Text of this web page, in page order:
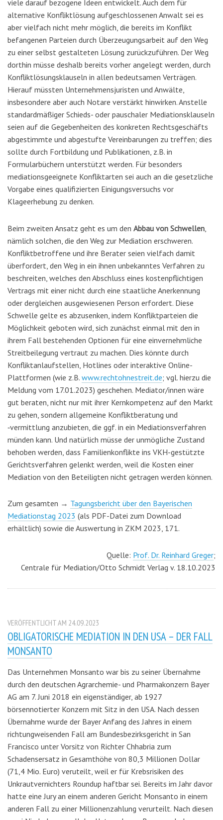
viele darauf bezogene Ideen entwickelt. Auch dem für
alternative Konfliktlösung aufgeschlossenen Anwalt sei es
aber vielfach nicht mehr möglich, die bereits im Konflikt
befangenen Parteien durch Überzeugungsarbeit auf den Weg
zu einer selbst gestalteten Lösung zurückzuführen. Der Weg
dorthin müsse deshalb bereits vorher angelegt werden, durch
Konfliktlösungsklauseln in allen bedeutsamen Verträgen.
Hierauf müssten Unternehmensjuristen und Anwälte,
insbesondere aber auch Notare verstärkt hinwirken. Anstelle
standardmäßiger Schieds- oder pauschaler Mediationsklauseln
seien auf die Gegebenheiten des konkreten Rechtsgeschäfts
abgestimmte und abgestufte Vereinbarungen zu treffen; dies
sollte durch Fortbildung und Publikationen, z.B. in
Formularbüchern unterstützt werden. Für besonders
mediationsgeeignete Konfliktarten sei auch an die gesetzliche
Vorgabe eines qualifizierten Einigungsversuchs vor
Klageerhebung zu denken.
Beim zweiten Ansatz geht es um den Abbau von Schwellen
nämlich solchen, die den Weg zur Mediation erschweren.
Konfliktbetroffene und ihre Berater seien vielfach damit
überfordert, den Weg in ein ihnen unbekanntes Verfahren zu
beschreiten, welches den Abschluss eines kostenpflichtigen
Vertrags mit einer nicht durch eine staatliche Anerkennung
oder dergleichen ausgewiesenen Person erfordert. Diese
Schwelle gelte es abzusenken, indem Konfliktparteien die
Möglichkeit geboten wird, sich zunächst einmal mit den in
ihrem Fall bestehenden Optionen für eine einvernehmliche
Streitbeilegung vertraut zu machen. Dies könnte durch
Konfliktanlaufstellen, Hotlines oder interaktive Online-
Plattformen (wie z.B. www.rechtohnestreit.de; vgl. hierzu die
Meldung vom 17.01.2023) geschehen. Mediator/innen wäre
gut beraten, nicht nur mit ihrer Kernkompetenz auf den Markt
zu gehen, sondern allgemeine Konfliktberatung und
‑vermittlung anzubieten, die ggf. in ein Mediationsverfahren
münden kann. Und natürlich müsse der unmögliche Zustand
behoben werden, dass Familienkonflikte ins VKH-gestützte
Gerichtsverfahren gelenkt werden, weil die Kosten einer
Mediation von den Beteiligten nicht getragen werden können.
Zum gesamten → Tagungsbericht über den Bayerischen
Mediationstag 2023 (als PDF-Datei zum Download
erhältlich) sowie die Auswertung in ZKM 2023, 171.
Quelle: Prof. Dr. Reinhard Greger;
Centrale für Mediation/Otto Schmidt Verlag v. 18.10.2023
VERÖFFENTLICHT AM 24.09.2023
OBLIGATORISCHE MEDIATION IN DEN USA – DER FALL
MONSANTO
Das Unternehmen Monsanto war bis zu seiner Übernahme
durch den deutschen Agrarchemie- und Pharmakonzern Bayer
AG am 7. Juni 2018 ein eigenständiger, ab 1927
börsennotierter Konzern mit Sitz in den USA. Nach dessen
Übernahme wurde der Bayer Anfang des Jahres in einem
richtungweisenden Fall am Bundesbezirksgericht in San
Francisco unter Vorsitz von Richter Chhabria zum
Schadensersatz in Gesamthöhe von 80,3 Millionen Dollar
(71,4 Mio. Euro) veruteilt, weil er für Krebsrisiken des
Unkrautvernichters Roundup haftbar sei. Bereits im Jahr davor
hatte eine Jury an einem anderen Gericht Monsanto in einem
anderen Fall zu einer Millionenzahlung verurteilt. Nach diesen